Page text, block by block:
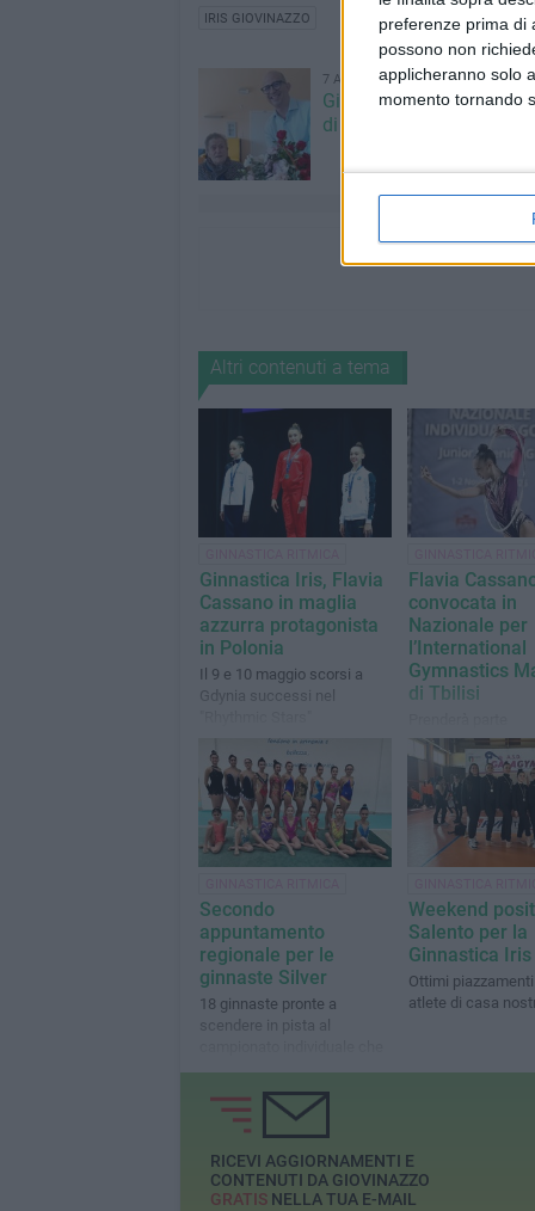
preferenze prima di
possono non
applicheranno solo
momento tornando
IRIS GIOVINAZZO
7 AGOSTO 2026
Giovinazzo festeggia i
di Maria Colamaria
Altri contenuti a tema
Ginnastica Iris, Flavia
Cassano in maglia
azzurra protagonista
in Polonia
Il 9 e 10 maggio scorsi a
Gdynia successi nel
Flavia
convocata in
Nazionale per
l’International
Gymnastics
di Tbilisi
all’International
Marathon in
Secondo
appuntamento
regionale per le
ginnaste Silver
18 ginnaste pronte a
scendere in pista al
Weekend
Salento per la
Ginnastica Iris
Ottimi
atlete di casa
RICEVI AGGIORNAMENTI E
CONTENUTI DA GIOVINAZZO
GRATISNELLA TUA E-MAIL